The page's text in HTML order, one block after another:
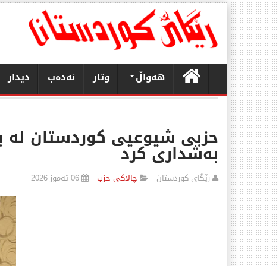
هەواڵ وتار ئەدەب دیدار
بەشداری کرد
رێگای كوردستان چالاكی حزب 06 تەموز 2026